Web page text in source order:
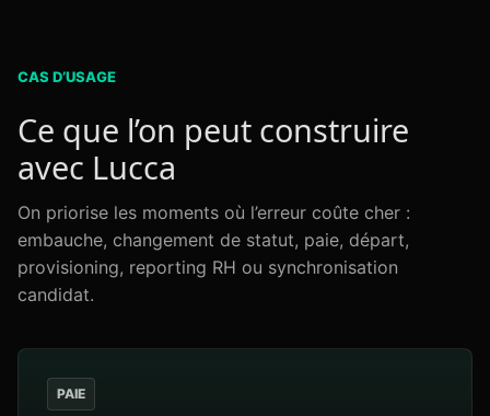
CAS D’USAGE
Ce que l’on peut construire
avec Lucca
On priorise les moments où l’erreur coûte cher :
embauche, changement de statut, paie, départ,
provisioning, reporting RH ou synchronisation
candidat.
PAIE